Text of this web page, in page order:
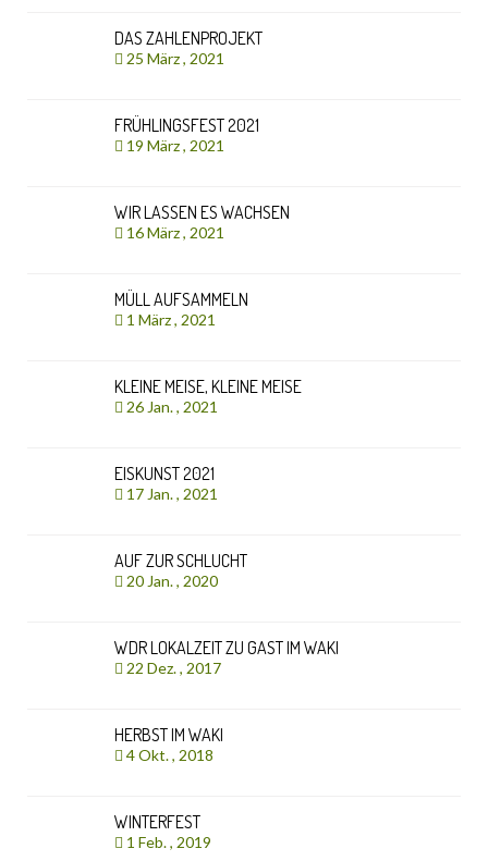
DAS ZAHLENPROJEKT
25 März , 2021
FRÜHLINGSFEST 2021
19 März , 2021
WIR LASSEN ES WACHSEN
16 März , 2021
MÜLL AUFSAMMELN
1 März , 2021
KLEINE MEISE, KLEINE MEISE
26 Jan. , 2021
EISKUNST 2021
17 Jan. , 2021
AUF ZUR SCHLUCHT
20 Jan. , 2020
WDR LOKALZEIT ZU GAST IM WAKI
22 Dez. , 2017
HERBST IM WAKI
4 Okt. , 2018
WINTERFEST
1 Feb. , 2019